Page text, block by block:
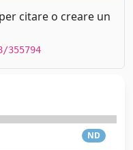
citare o creare un
ND